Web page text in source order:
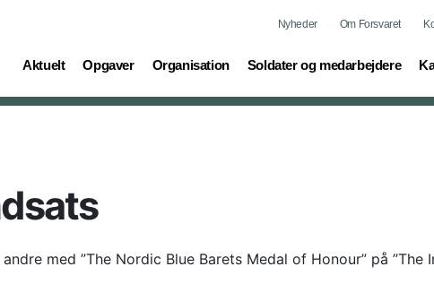
Nyheder Om Forsvaret
Aktuelt
(current) Opgaver
(current) Organisation
(current) Soldater og medarbejdere
(current)
med ”The Nordic Blue Barets Medal of Honour” på ”The